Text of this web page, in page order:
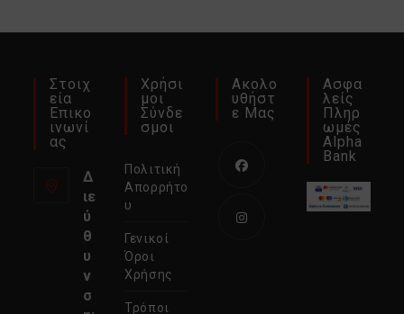
Στοιχ
Εία
Επικο
Ινωνί
Ας
Δ
ιε
ύ
θ
υ
ν
σ
Χρήσι
Μοι
Σύνδε
Σμοι
Πολιτική
Απορρήτο
υ
Γενικοί
Όροι
Χρήσης
Τρόποι
Ακολο
Υθήστ
Ε Μας
Ασφα
Λείς
Πληρ
Ωμές
Alpha
Bank